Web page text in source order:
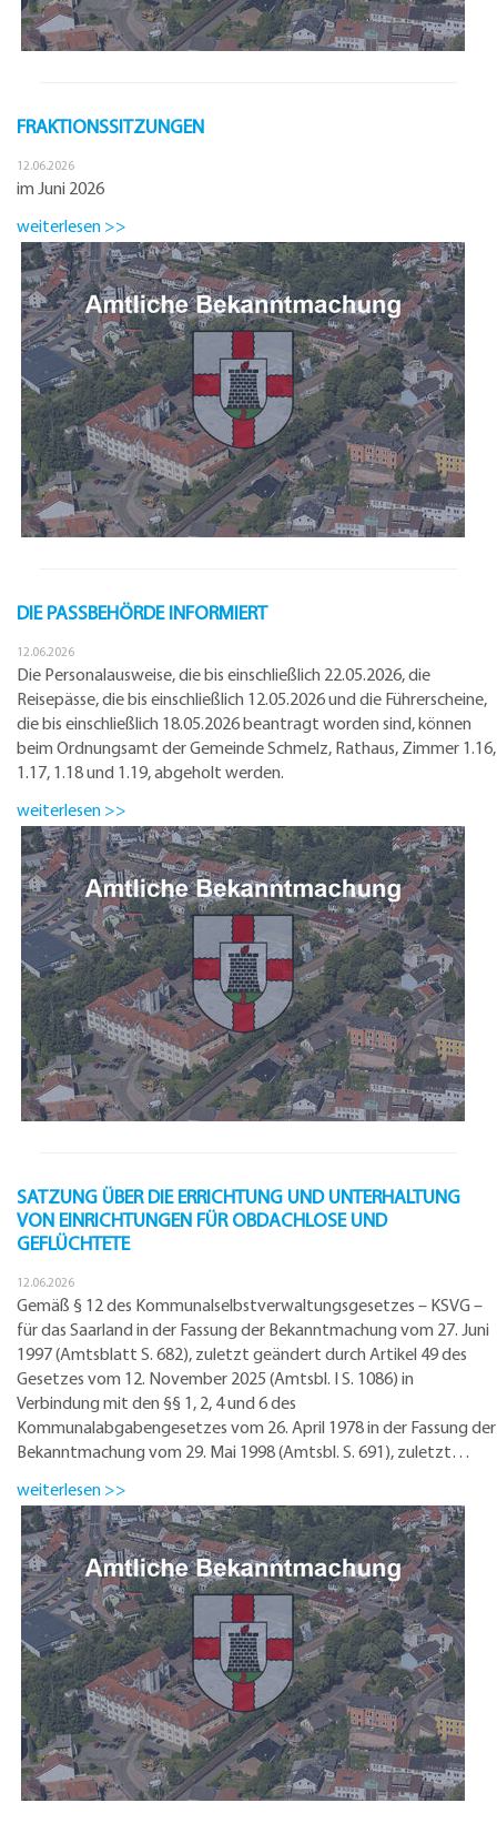
FRAKTIONSSITZUNGEN
12.06.2026
im Juni 2026
weiterlesen >>
DIE PASSBEHÖRDE INFORMIERT
12.06.2026
Die Personalausweise, die bis einschließlich 22.05.2026, die
Reisepässe, die bis einschließlich 12.05.2026 und die Führerscheine,
die bis einschließlich 18.05.2026 beantragt worden sind, können
beim Ordnungsamt der Gemeinde Schmelz, Rathaus, Zimmer 1.16,
1.17, 1.18 und 1.19, abgeholt werden.
weiterlesen >>
SATZUNG ÜBER DIE ERRICHTUNG UND UNTERHALTUNG
VON EINRICHTUNGEN FÜR OBDACHLOSE UND
GEFLÜCHTETE
12.06.2026
Gemäß § 12 des Kommunalselbstverwaltungsgesetzes – KSVG –
für das Saarland in der Fassung der Bekanntmachung vom 27. Juni
1997 (Amtsblatt S. 682), zuletzt geändert durch Artikel 49 des
Gesetzes vom 12. November 2025 (Amtsbl. I S. 1086) in
Verbindung mit den §§ 1, 2, 4 und 6 des
Kommunalabgabengesetzes vom 26. April 1978 in der Fassung der
Bekanntmachung vom 29. Mai 1998 (Amtsbl. S. 691), zuletzt…
weiterlesen >>